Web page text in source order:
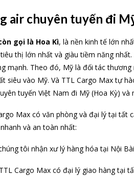
air chuyên tuyến đi
gọi là Hoa Kì, là nền kinh tế lớn
thị lớn nhất và giàu tiềm năng
mạnh. Theo đó, Mỹ là đối tác
siêu vào Mỹ. Và TTL Cargo Max tự
tuyến Việt Nam đi Mỹ (Hoa Kỳ) và
Max có văn phòng và đại lý tại tất
và an toàn nhất:
tôi nhận xư lý hàng hóa tại Nội
Cargo Max có đại lý giao hàng tại